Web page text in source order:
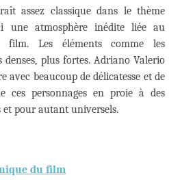
assez classique dans le thème
une atmosphère inédite liée au
film. Les éléments comme les
denses, plus fortes. Adriano Valerio
avec beaucoup de délicatesse et de
ces personnages en proie à des
pour autant universels.
du film